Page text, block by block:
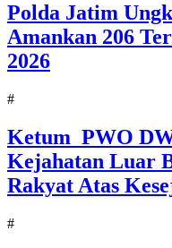
Polda Jatim
Amankan 206
2026
#
Ketum PWO
Kejahatan Luar
Rakyat Atas
#